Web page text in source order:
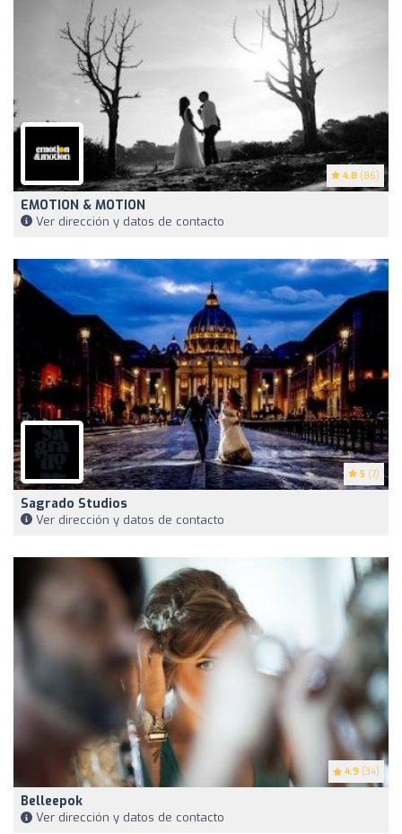
4.8 (86)
EMOTION & MOTION
Ver dirección y datos de contacto
5 (7)
Sagrado Studios
Ver dirección y datos de contacto
4.9 (34)
Belleepok
Ver dirección y datos de contacto